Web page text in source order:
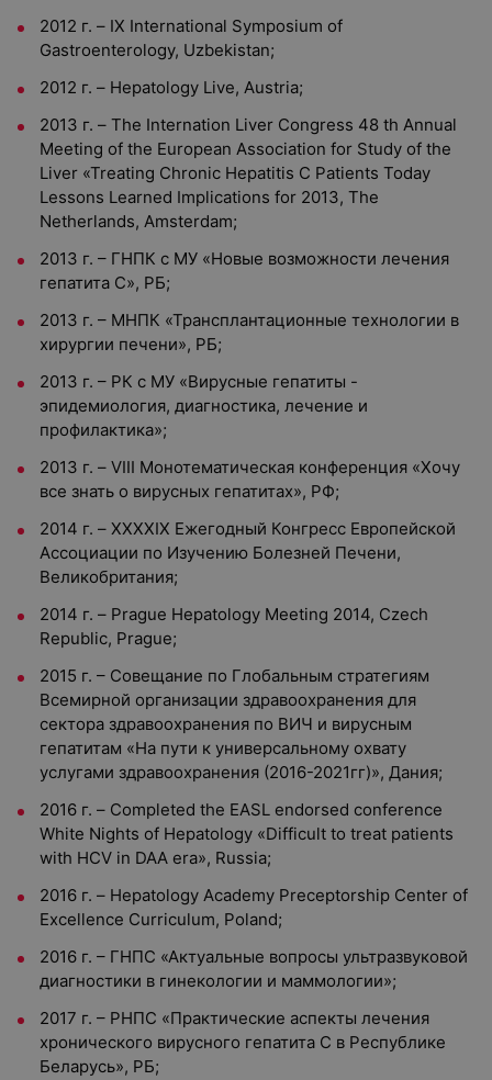
2012 г. – IX International Symposium of
Gastroenterology, Uzbekistan;
2012 г. – Hepatology Live, Austria;
2013 г. – The Internation Liver Congress 48 th Annual
Meeting of the European Association for Study of the
Liver «Treating Chronic Hepatitis C Patients Today
Lessons Learned Implications for 2013, The
Netherlands, Amsterdam;
2013 г. – ГНПК с МУ «Новые возможности лечения
гепатита С», РБ;
2013 г. – МНПК «Трансплантационные технологии в
хирургии печени», РБ;
2013 г. – РК с МУ «Вирусные гепатиты -
эпидемиология, диагностика, лечение и
профилактика»;
2013 г. – VIII Монотематическая конференция «Хочу
все знать о вирусных гепатитах», РФ;
2014 г. – XXXXIX Ежегодный Конгресс Европейской
Ассоциации по Изучению Болезней Печени,
Великобритания;
2014 г. – Prague Hepatology Meeting 2014, Czech
Republic, Prague;
2015 г. – Совещание по Глобальным стратегиям
Всемирной организации здравоохранения для
сектора здравоохранения по ВИЧ и вирусным
гепатитам «На пути к универсальному охвату
услугами здравоохранения (2016-2021гг)», Дания;
2016 г. – Completed the EASL endorsed conference
White Nights of Hepatology «Difficult to treat patients
with HCV in DAA era», Russia;
2016 г. – Hepatology Academy Preceptorship Center of
Excellence Curriculum, Poland;
2016 г. – ГНПС «Актуальные вопросы ультразвуковой
диагностики в гинекологии и маммологии»;
2017 г. – РНПС «Практические аспекты лечения
хронического вирусного гепатита С в Республике
Беларусь», РБ;